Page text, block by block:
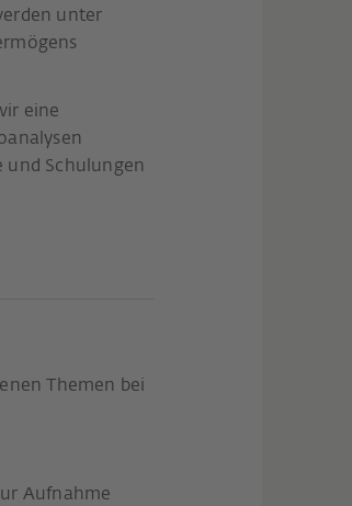
unter
eine
und Schulungen
Themen bei
Aufnahme